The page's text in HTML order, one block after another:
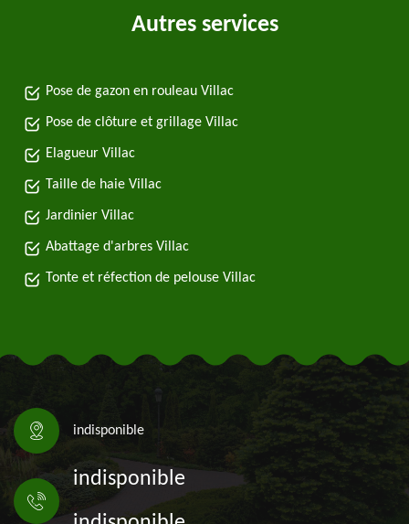
Autres services
Pose de gazon en rouleau Villac
Pose de clôture et grillage Villac
Elagueur Villac
Taille de haie Villac
Jardinier Villac
Abattage d'arbres Villac
Tonte et réfection de pelouse Villac
indisponible
indisponible